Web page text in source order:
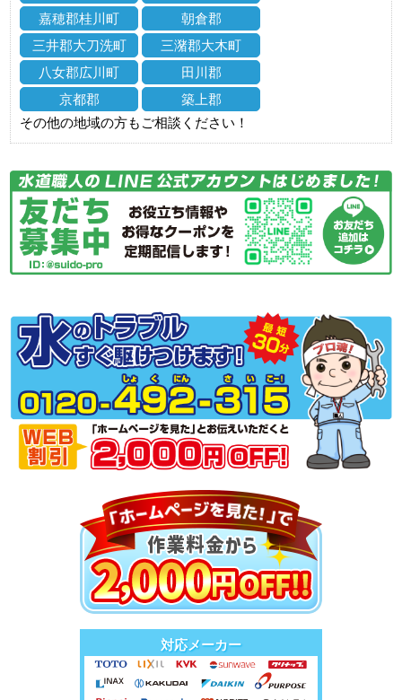
嘉穂郡桂川町
朝倉郡
三井郡大刀洗町
三潴郡大木町
八女郡広川町
田川郡
京都郡
築上郡
その他の地域の方もご相談ください！
対応メーカー